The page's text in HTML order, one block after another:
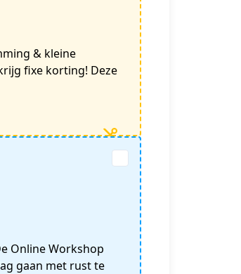
& kleine
fixe korting! Deze
Online Workshop
gaan met rust te